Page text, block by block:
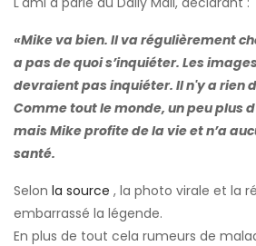
«Mike va bien. Il va régulièrement
a pas de quoi s’inquiéter. Les
devraient pas inquiéter. Il n'y a rien
Comme tout le monde, un peu plus
mais Mike profite de la vie et n’a
santé.
Selon la source , la photo virale et la
embarrassé la légende.
En plus de tout cela rumeurs de